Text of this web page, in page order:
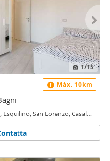
1/15
Esquilino, San Lorenzo, Casal
Máx. 10km